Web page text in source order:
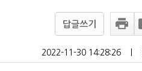
답글쓰기
2022-11-30 14:28:26